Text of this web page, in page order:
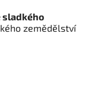
sladkého
zemědělství